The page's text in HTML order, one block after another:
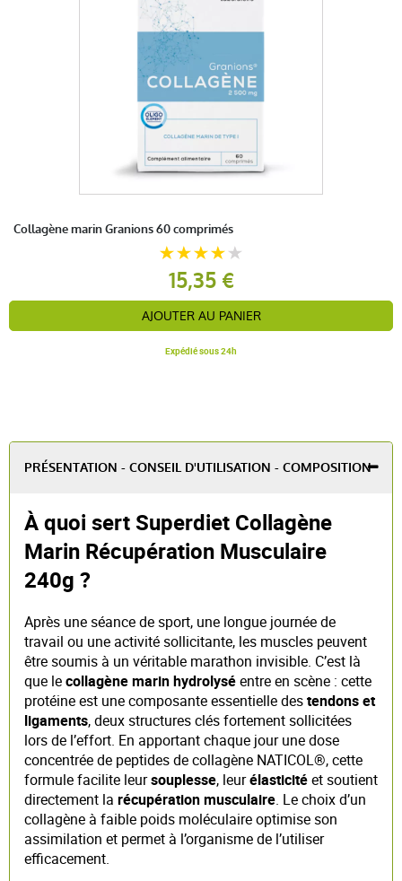
Collagène marin Granions 60 comprimés
15,35 €
AJOUTER AU PANIER
Expédié sous 24h
PRÉSENTATION - CONSEIL D'UTILISATION - COMPOSITION
À quoi sert Superdiet Collagène
Marin Récupération Musculaire
240g ?
Après une séance de sport, une longue journée de
travail ou une activité sollicitante, les muscles peuvent
être soumis à un véritable marathon invisible. C’est là
que lecollagène marin hydrolyséentre en scène : cette
protéine est une composante essentielle destendons et
ligaments, deux structures clés fortement sollicitées
lors de l’effort. En apportant chaque jour une dose
concentrée de peptides de collagène NATICOL®, cette
formule facilite leursouplesse, leurélasticitéet soutient
directement la récupération musculaire. Le choix d’un
collagène à faible poids moléculaire optimise son
assimilation et permet à l’organisme de l’utiliser
efficacement.